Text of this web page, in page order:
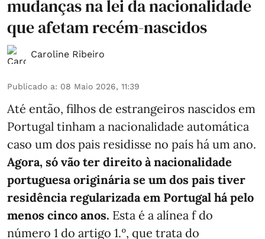
mudanças na lei da nacionalidade
que afetam recém-nascidos
Caroline Ribeiro
Publicado a: 08 Maio 2026, 11:39
Até então, filhos de estrangeiros nascidos em
Portugal tinham a nacionalidade automática
caso um dos pais residisse no país há um ano.
Agora, só vão ter direito à nacionalidade
portuguesa originária se um dos pais tiver
residência regularizada em Portugal há pelo
menos cinco anos. Esta é a alínea f do
número 1 do artigo 1.º, que trata do